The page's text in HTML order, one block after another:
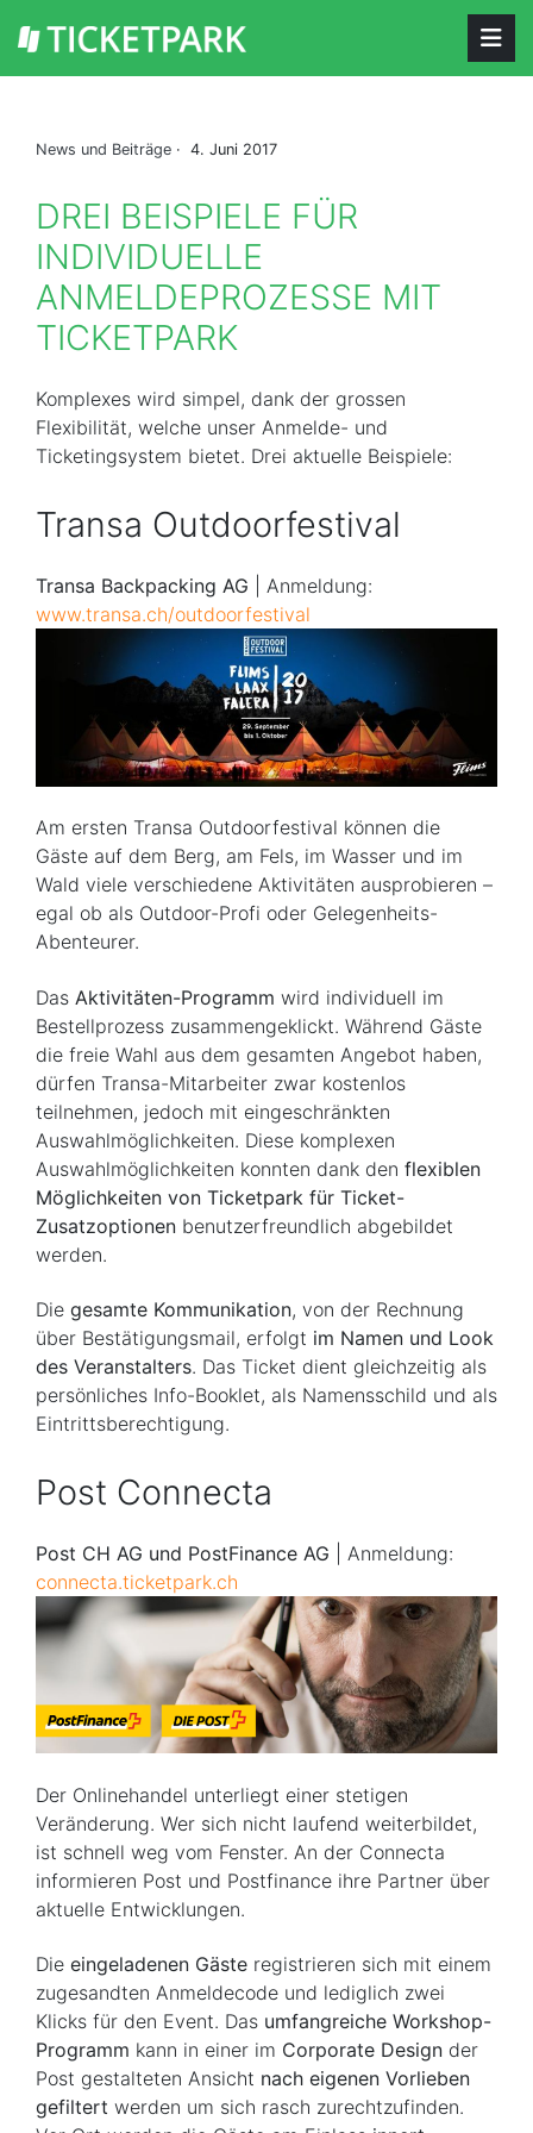
News und Beiträge · 4. Juni 2017
DREI BEISPIELE FÜR
INDIVIDUELLE
ANMELDEPROZESSE MIT
TICKETPARK
Komplexes wird simpel, dank der grossen
Flexibilität, welche unser Anmelde- und
Ticketingsystem bietet. Drei aktuelle Beispiele:
Transa Outdoorfestival
Transa Backpacking AG | Anmeldung:
www.transa.ch/outdoorfestival
Am ersten Transa Outdoorfestival können die
Gäste auf dem Berg, am Fels, im Wasser und im
Wald viele verschiedene Aktivitäten ausprobieren –
egal ob als Outdoor-Profi oder Gelegenheits-
Abenteurer.
Das Aktivitäten-Programm wird individuell im
Bestellprozess zusammengeklickt. Während Gäste
die freie Wahl aus dem gesamten Angebot haben,
dürfen Transa-Mitarbeiter zwar kostenlos
teilnehmen, jedoch mit eingeschränkten
Auswahlmöglichkeiten. Diese komplexen
Auswahlmöglichkeiten konnten dank den flexiblen
Möglichkeiten von Ticketpark für Ticket-
Zusatzoptionen benutzerfreundlich abgebildet
werden.
Die gesamte Kommunikation, von der Rechnung
über Bestätigungsmail, erfolgt im Namen und Look
des Veranstalters. Das Ticket dient gleichzeitig als
persönliches Info-Booklet, als Namensschild und als
Eintrittsberechtigung.
Post Connecta
Post CH AG und PostFinance AG | Anmeldung:
connecta.ticketpark.ch
Der Onlinehandel unterliegt einer stetigen
Veränderung. Wer sich nicht laufend weiterbildet,
ist schnell weg vom Fenster. An der Connecta
informieren Post und Postfinance ihre Partner über
aktuelle Entwicklungen.
Die eingeladenen Gäste registrieren sich mit einem
zugesandten Anmeldecode und lediglich zwei
Klicks für den Event. Das umfangreiche Workshop-
Programm kann in einer im Corporate Design der
Post gestalteten Ansicht nach eigenen Vorlieben
gefiltert werden um sich rasch zurechtzufinden.